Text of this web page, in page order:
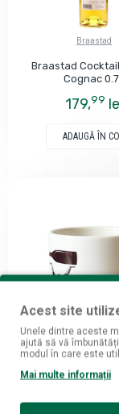
Braastad
Braastad
Cognac
179,99
ADAUGĂ ÎN
Acest site
Unele dintre aceste
ajută să vă
modul în care este
Mai multe informații